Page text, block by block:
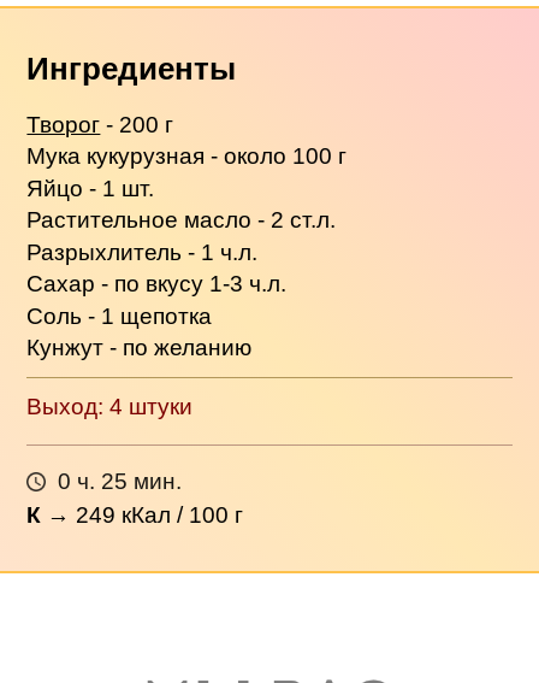
Ингредиенты
Творог - 200 г
Мука кукурузная - около 100 г
Яйцо - 1 шт.
Растительное масло - 2 ст.л.
Разрыхлитель - 1 ч.л.
Сахар - по вкусу 1-3 ч.л.
Соль - 1 щепотка
Кунжут - по желанию
Выход: 4 штуки
0 ч. 25 мин.
К → 249 кКал / 100 г